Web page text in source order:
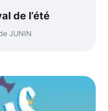
de l’été
JUNIN